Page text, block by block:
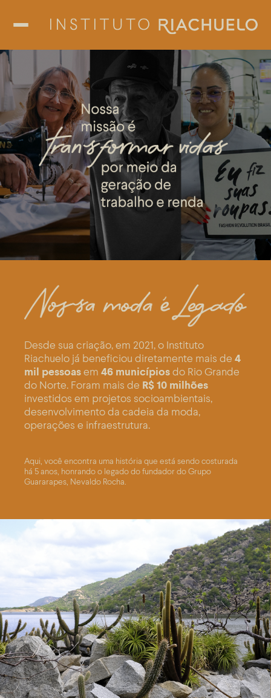
NOSSOS PILARES
Fibras
Linhas
Tecer
Desde sua criação, em 2021, o Instituto
Riachuelo já beneficiou diretamente mais de 4
mil pessoasem 46 municípiosdo Rio Grande
do Norte. Foram mais de R$ 10 milhões
investidos em projetos socioambientais,
desenvolvimento da cadeia da moda,
operações e infraestrutura.
Aqui, você encontra uma história que está sendo costurada
há 5 anos, honrando o legado do fundador do Grupo
Guararapes, Nevaldo Rocha.